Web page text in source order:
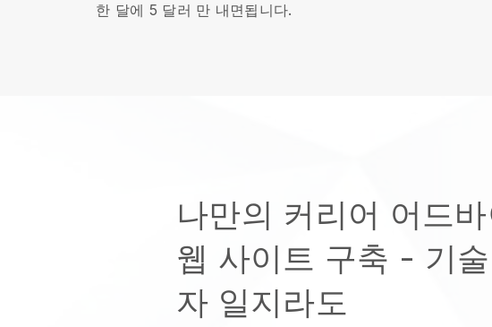
한 달에 5 달러 만 내면됩니다.
나만의 커리어 어드
웹 사이트 구축 - 기
자 일지라도